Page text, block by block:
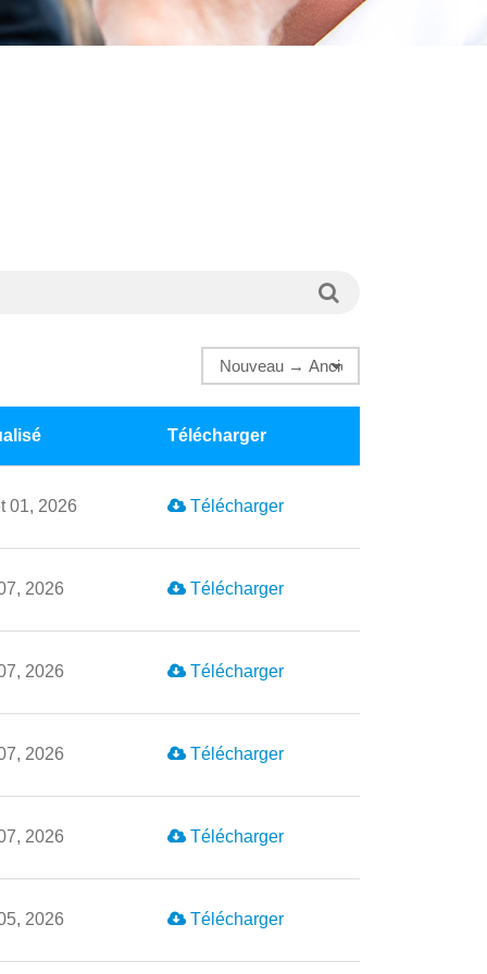
Télécharger
01, 2026 Télécharger
2026 Télécharger
2026 Télécharger
2026 Télécharger
2026 Télécharger
2026 Télécharger